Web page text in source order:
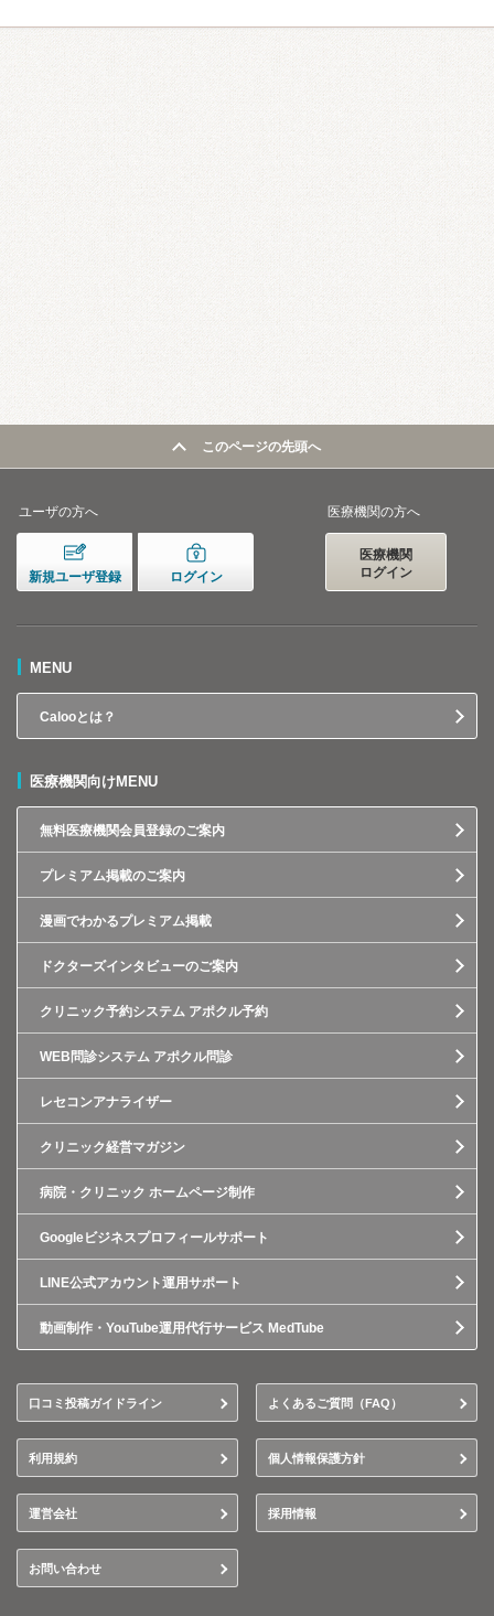
このページの先頭へ
ユーザの方へ
新規ユーザ登録 ログイン
医療機関の方へ
医療機関
ログイン
MENU
Calooとは？
医療機関向けMENU
無料医療機関会員登録のご案内
プレミアム掲載のご案内
漫画でわかるプレミアム掲載
ドクターズインタビューのご案内
クリニック予約システム アポクル予約
WEB問診システム アポクル問診
レセコンアナライザー
クリニック経営マガジン
病院・クリニック ホームページ制作
Googleビジネスプロフィールサポート
LINE公式アカウント運用サポート
動画制作・YouTube運用代行サービス MedTube
口コミ投稿ガイドライン よくあるご質問（FAQ）
利用規約 個人情報保護方針
運営会社 採用情報
お問い合わせ